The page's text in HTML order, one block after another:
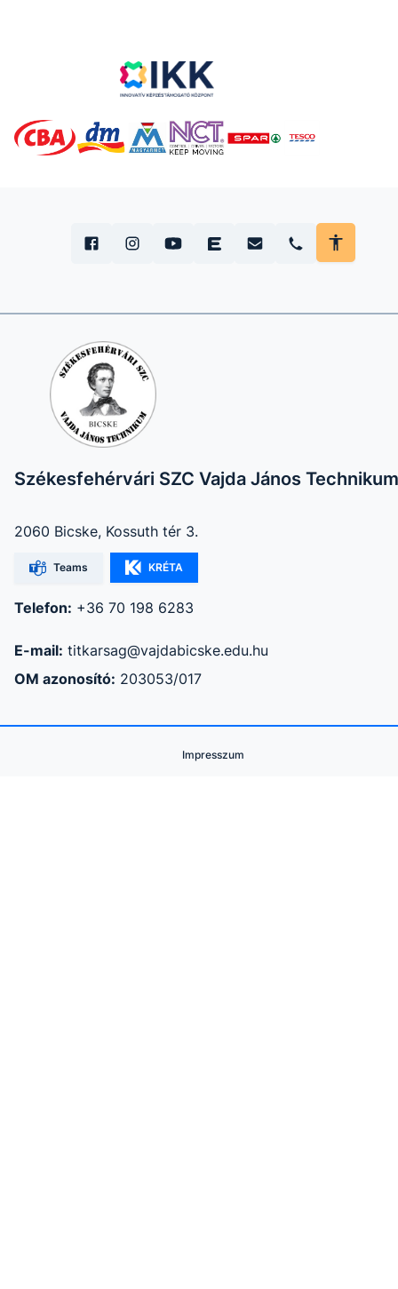
Székesfehérvári SZC Vajda János Technikum
2060 Bicske, Kossuth tér 3.
Teams KRÉTA
Telefon: +36 70 198 6283
E-mail: titkarsag@vajdabicske.edu.hu
OM azonosító: 203053/017
Impresszum